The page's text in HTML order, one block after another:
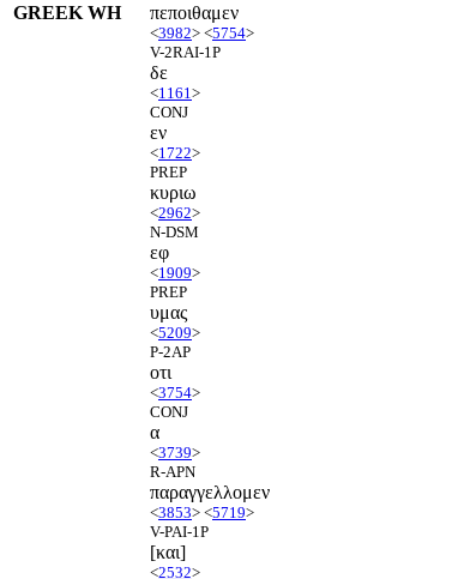
GREEK WH πεποιθαμεν
<3982> <5754>
V-2RAI-1P
δε
<1161 >
CONJ
εν
<1722>
PREP
κυριω
<2962>
N-DSM
εφ
<1909>
PREP
υμας
<5209>
P-2AP
οτι
<3754>
CONJ
α
<3739>
R-APN
παραγγελλομεν
<3853> <5719>
V-PAI-1P
[και]
<2532>